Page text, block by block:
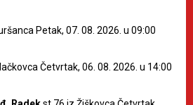
Petak, 07. 08. 2026. u 09:00
Četvrtak, 06. 08. 2026. u 14:00